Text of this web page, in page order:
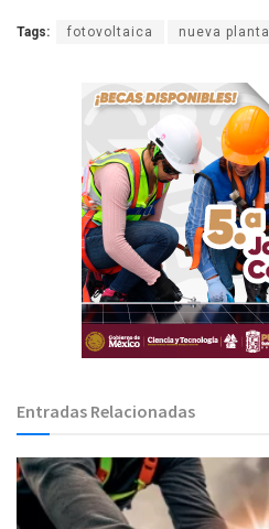
Tags: fotovoltaica nueva planta
Entradas Relacionadas